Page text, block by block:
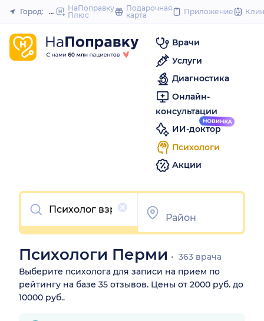
to
Закрыть
Город: ПермьНаПоправку
Плюс
Подарочная
карта
Приложение
Врачи
Услуги
Диагностика
Онлайн-
консультации
ИИ-доктор
Психологи
Акции
Очистить
Психологи Перми
363 врача
Выберите психолога для записи на прием по
рейтингу на базе 35 отзывов. Цены от 2000 руб. до
10000 руб..